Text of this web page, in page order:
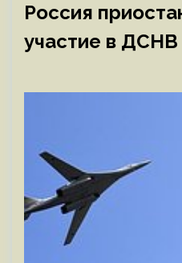
Россия
участие в ДСНВ